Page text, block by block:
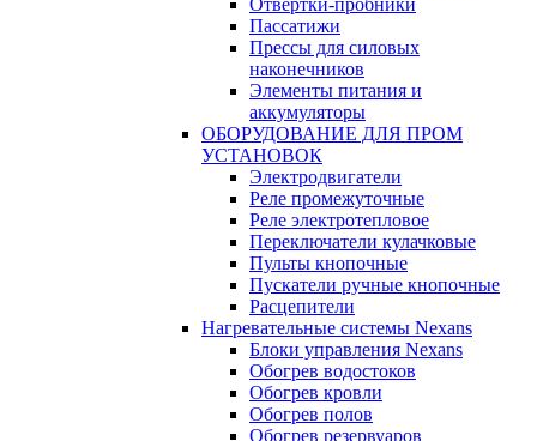
Отвертки-пробники
Пассатижи
Прессы для силовых
наконечников
Элементы питания и
аккумуляторы
ОБОРУДОВАНИЕ ДЛЯ ПРОМ
УСТАНОВОК
Электродвигатели
Реле промежуточные
Реле электротепловое
Переключатели кулачковые
Пульты кнопочные
Пускатели ручные кнопочные
Расцепители
Нагревательные системы Nexans
Блоки управления Nexans
Обогрев водостоков
Обогрев кровли
Обогрев полов
Обогрев резервуаров